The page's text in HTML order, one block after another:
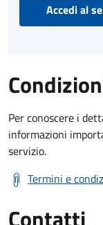
Accedi al
Per conoscere i
informazioni
servizio.
Termini e